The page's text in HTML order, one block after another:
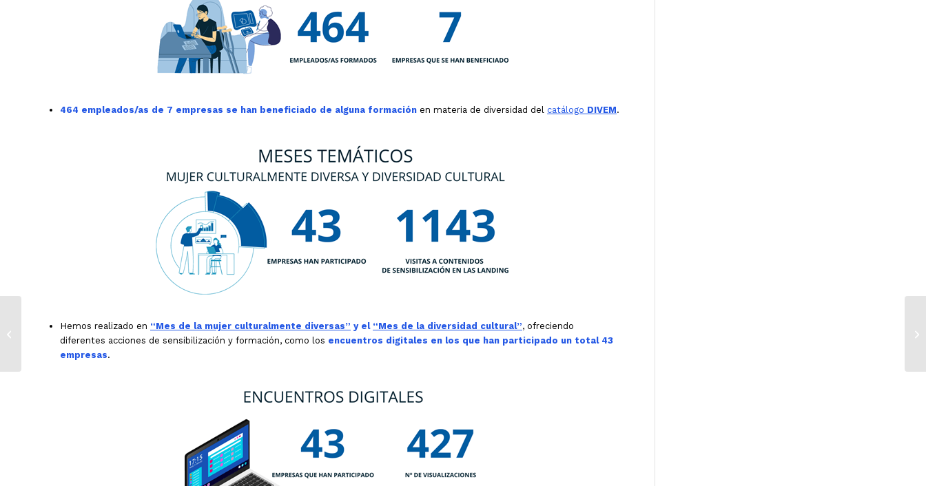
464 empleados/as de 7 empresas se han beneficiado de alguna formación en materia de diversidad del catálogo DIVEM.
Hemos realizado en “Mes de la mujer culturalmente diversas” y el “Mes de la diversidad cultural”, ofreciendo
diferentes acciones de sensibilización y formación, como los encuentros digitales en los que han participado un total 43
empresas.
mánager de RSC en
Sigma AI: «Las
empresas necesitan